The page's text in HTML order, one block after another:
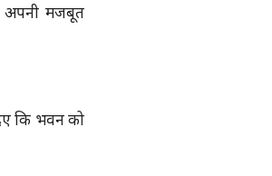
अपनी मजबूत
कि भवन को